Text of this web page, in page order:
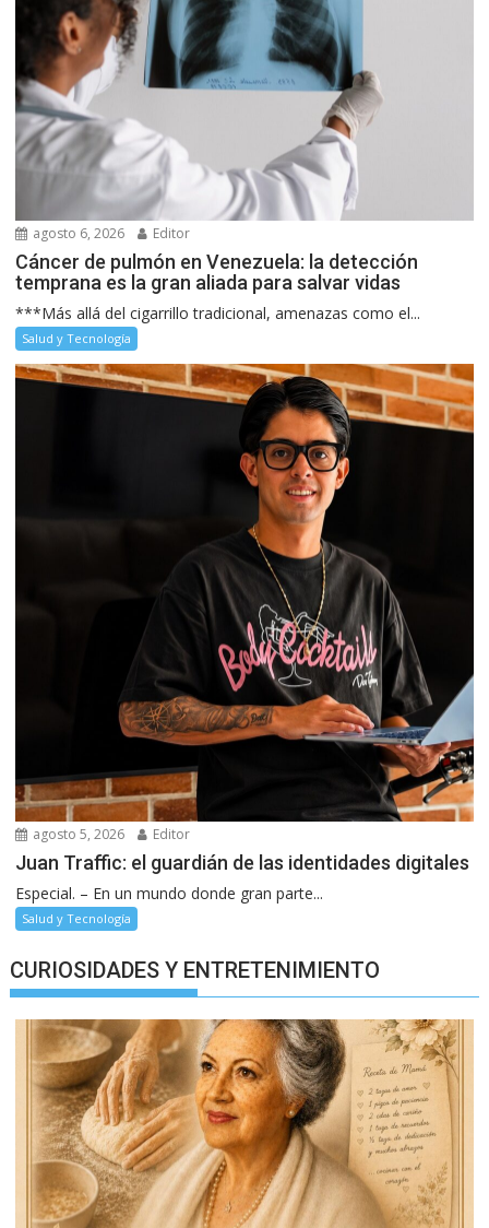
agosto 6, 2026 Editor
Cáncer de pulmón en Venezuela: la detección
temprana es la gran aliada para salvar vidas
***Más allá del cigarrillo tradicional, amenazas como el...
Salud y Tecnología
agosto 5, 2026 Editor
Juan Traffic: el guardián de las identidades digitales
Especial. – En un mundo donde gran parte...
Salud y Tecnología
CURIOSIDADES Y ENTRETENIMIENTO